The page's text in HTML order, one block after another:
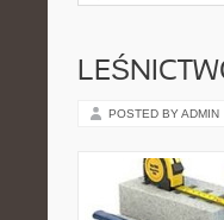
POSTED BY ADMIN